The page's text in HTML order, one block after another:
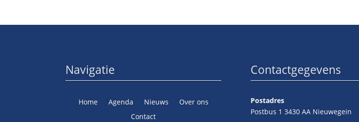
Navigatie
Home Agenda Nieuws
Over ons
Contact
Contactgegevens
Postadres
Postbus 1 3430 AA Nieuwegein